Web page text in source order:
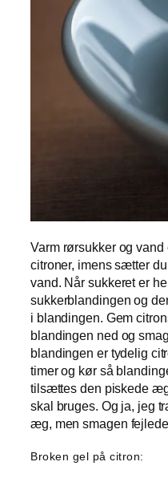
Varm rørsukker og
citroner, imens sætter
vand. Når sukkeret er
sukkerblandingen og
i blandingen. Gem
blandingen ned og
blandingen er tydelig
timer og kør så
tilsættes den piskede
skal bruges. Og ja, jeg
æg, men smagen
Broken gel på citron: